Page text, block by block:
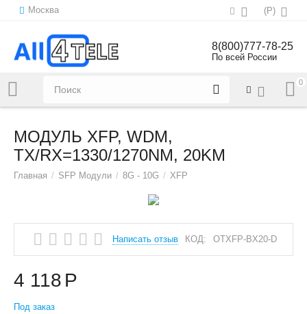
Москва (Р)
Напишите нам:sales@all4tele.com
8(800)777-78-25
По всей России
0
МОДУЛЬ XFP, WDM,
TX/RX=1330/1270NM, 20KM
Главная / SFP Модули / 8G - 10G / XFP
Написать отзыв КОД: OTXFP-BX20-D
4 118 Р
Под заказ